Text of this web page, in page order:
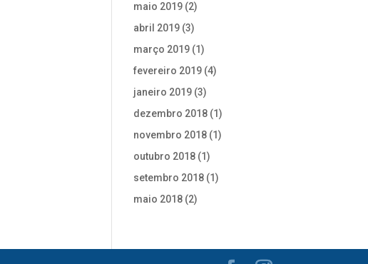
maio 2019 (2)
abril 2019 (3)
março 2019 (1)
fevereiro 2019 (4)
janeiro 2019 (3)
dezembro 2018 (1)
novembro 2018 (1)
outubro 2018 (1)
setembro 2018 (1)
maio 2018 (2)